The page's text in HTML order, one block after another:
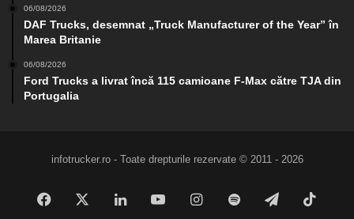
06/08/2026
DAF Trucks, desemnat „Truck Manufacturer of the Year” în
Marea Britanie
06/08/2026
Ford Trucks a livrat încă 115 camioane F-Max către TJA din
Portugalia
infotrucker.ro - Toate drepturile rezervate © 2011 - 2026
Facebook LinkedInYouTubeInstagram
Spotify Telegram